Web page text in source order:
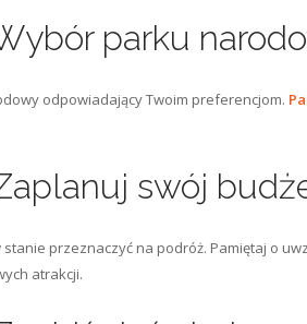
parku
odpowiadający Twoim preferencjom.
swój
stanie przeznaczyć na podróż. Pamiętaj o
atrakcji.